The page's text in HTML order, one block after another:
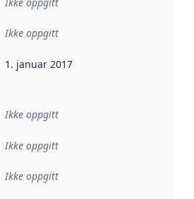
:
Ikke oppgitt
sier når dataene i dette
1. januar 2017
Ikke oppgitt
Ikke oppgitt
Ikke oppgitt